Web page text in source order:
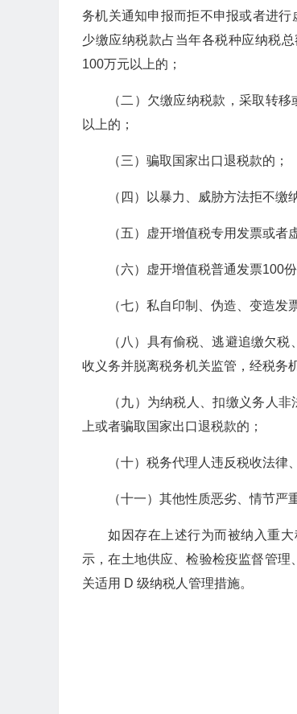
务机关通知申报而拒不申报或者进
少缴应纳税款占当年各税种应纳税
100万元以上的；
（二）欠缴应纳税款，采取转
以上的；
（三）骗取国家出口退税款的；
（四）以暴力、威胁方法拒不缴
（五）虚开增值税专用发票或者
（六）虚开增值税普通发票100
（七）私自印制、伪造、变造发
（八）具有偷税、逃避追缴欠
收义务并脱离税务机关监管，经税务
（九）为纳税人、扣缴义务人
上或者骗取国家出口退税款的；
（十）税务代理人违反税收法
（十一）其他性质恶劣、情节严
如因存在上述行为而被纳入重
示，在土地供应、检验检疫监督管
关适用 D 级纳税人管理措施。